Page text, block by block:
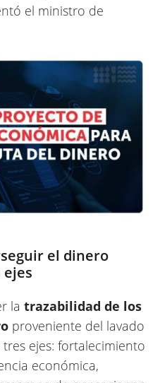
el ministro de
el dinero
la trazabilidad de los
proveniente del lavado
ejes: fortalecimiento
económica,